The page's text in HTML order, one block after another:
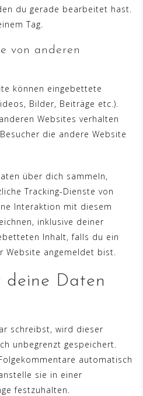
du gerade bearbeitet hast.
Tag.
von anderen
können eingebettete
Bilder, Beiträge etc.).
Websites verhalten
die andere Website
über dich sammeln,
Tracking-Dienste von
Interaktion mit diesem
inklusive deiner
Inhalt, falls du ein
Website angemeldet bist.
deine Daten
schreibst, wird dieser
unbegrenzt gespeichert.
automatisch
sie in einer
festzuhalten.